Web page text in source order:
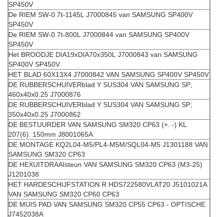
SP450V
De RIEM SW-0.7t-1145L J7000845 van SAMSUNG SP400V
SP450V
De RIEM SW-0.7t-800L J7000844 van SAMSUNG SP400V
SP450V
Het BROODJE DIA19xDIA70x350L J7000843 van SAMSUNG
SP400V SP450V
HET BLAD 60X13X4 J7000842 VAN SAMSUNG SP400V SP450V
DE RUBBERSCHUIVERblad Y SUS304 VAN SAMSUNG SP;
460x40x0.25 J7000876
DE RUBBERSCHUIVERblad Y SUS304 VAN SAMSUNG SP;
350x40x0.25 J7000862
DE BESTUURDER VAN SAMSUNG SM320 CP63 (+. -) KL
207(6). 150mm J8001065A
DE MONTAGE KQ2L04-M5/PL4-M5M/SQL04-M5 J1301188 VAN
SAMSUNG SM320 CP63
DE HEXUITDRAAIsteun VAN SAMSUNG SM320 CP63 (M3-25)
J1201038
HET HARDESCHIJFSTATION R HDS722580VLAT20 J5101021A
VAN SAMSUNG SM320 CP60 CP63
DE MUIS PAD VAN SAMSUNG SM320 CP55 CP63 - OPTISCHE
J7452038A